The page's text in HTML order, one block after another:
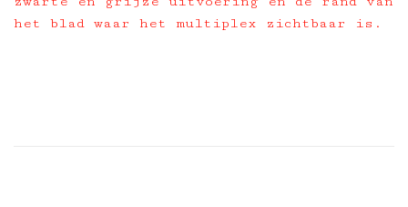
het blad waar het multiplex zichtbaar is.